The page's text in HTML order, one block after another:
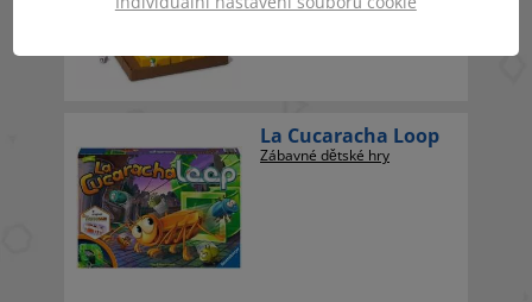
La Cucaracha Loop
Zábavné dětské hry